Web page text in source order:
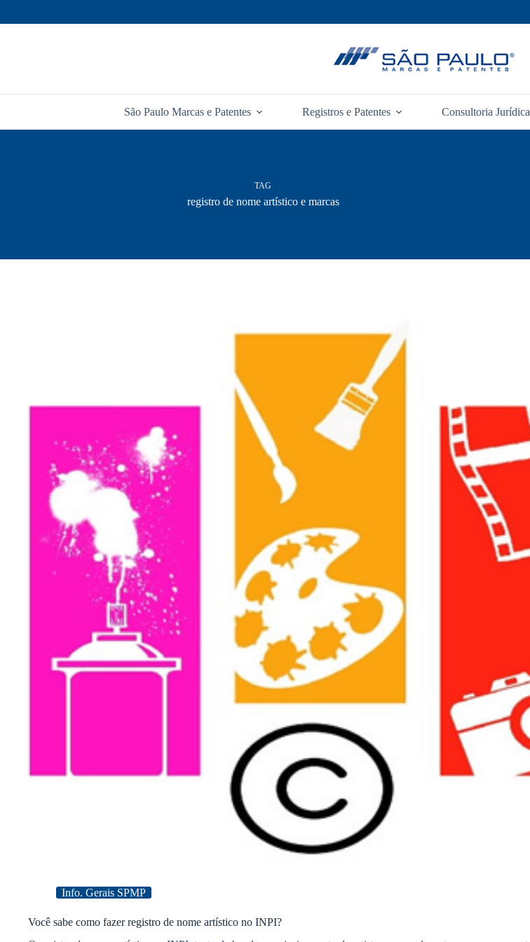
São Paulo Marcas e Patentes Registros e Patentes Consultoria Jurídica
TAG
registro de nome artístico e marcas
Info. Gerais SPMP
Você sabe como fazer registro de nome artístico no INPI?